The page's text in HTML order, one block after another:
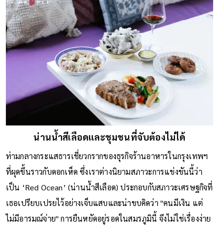
น่านน้ำสีเลือดและชุมชนที่จับต้องไม่ได้
ท่ามกลางกระแสธารเชี่ยวกรากของธุรกิจร้านอาหารในกรุงเทพฯ
ที่ผุดขึ้นราวกับดอกเห็ด ซึ่งเราต่างนิยามสภาวะการแข่งขันนี้ว่า
เป็น ‘Red Ocean’ (น่านน้ำสีเลือด) ประกอบกับสภาวะเศรษฐกิจที่
เธอเปรียบเปรยไว้อย่างเจ็บแสบและน่าขบคิดว่า "คนมีเงิน แต่
ไม่มีอารมณ์จ่าย" การยืนหยัดอยู่รอดในสมรภูมินี้ จึงไม่ใช่เรื่องง่าย